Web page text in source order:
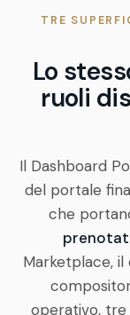
TRE
Lo
ruoli
Il Dashboard
del portale
che
Marketplace,
operativo, tre